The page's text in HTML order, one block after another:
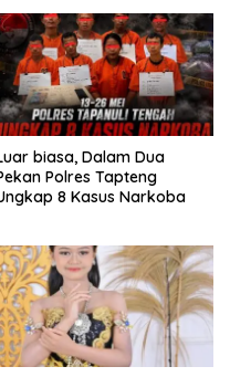
biasa, Dalam Dua
Polres Tapteng
8 Kasus Narkoba